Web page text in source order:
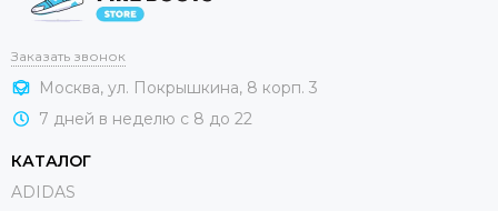
Заказать звонок
Москва, ул. Покрышкина, 8 корп. 3
7 дней в неделю с 8 до 22
КАТАЛОГ
ADIDAS